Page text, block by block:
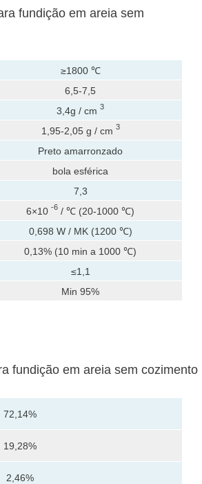
fundição em areia sem
≥1800 ℃
6,5-7,5
3,4g / cm 3
1,95-2,05 g / cm 3
Preto amarronzado
bola esférica
7,3
6×10 -6 / ℃ (20-1000 ℃)
0,698 W / MK (1200 ℃)
0,13% (10 min a 1000 ℃)
≤1,1
Min 95%
fundição em areia sem cozimento
72,14%
19,28%
2,46%